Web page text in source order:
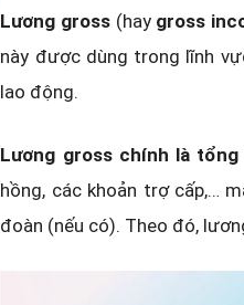
Lương gross (hay gross
này được dùng trong lĩnh
lao động.
Lương gross chính là
hồng, các khoản trợ cấp,…
đoàn (nếu có). Theo đó,